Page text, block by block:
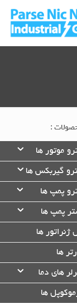
:
موتور ها
گیربکس ها
پمپ ها
پمپ ها
ژنراتور ها
ها
های دما
ها